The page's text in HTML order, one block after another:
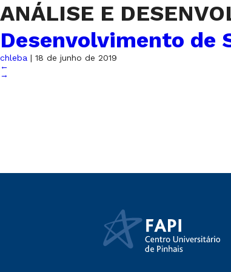
ANÁLISE E
Desenvolvimento de
chleba | 18 de junho de 2019
←
→